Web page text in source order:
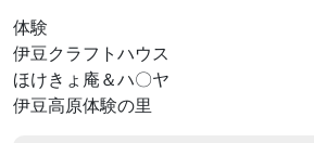
体験
伊豆クラフトハウス
ほけきょ庵＆ハ〇ヤ
伊豆高原体験の里